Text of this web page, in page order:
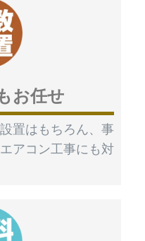
お任せ
置はもちろん、事
アコン工事にも対